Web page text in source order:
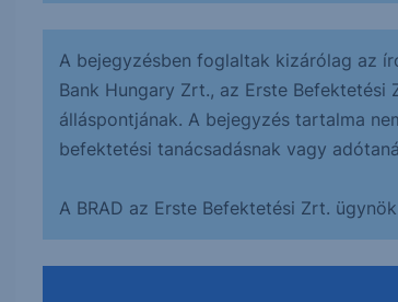
A bejegyzésben foglaltak kizárólag az
Bank Hungary Zrt., az Erste
álláspontjának. A bejegyzés tartalma
befektetési tanácsadásnak vagy
A BRAD az Erste Befektetési Zrt. ügynök